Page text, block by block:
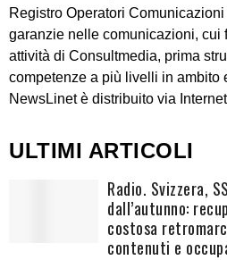
Registro Operatori
garanzie nelle comunicazioni, cui
attività di Consultmedia, prima
competenze a più livelli in ambito
NewsLinet è distribuito via
ULTIMI ARTICOLI
Radio. Svizzera,
dall’autunno:
costosa
contenuti e